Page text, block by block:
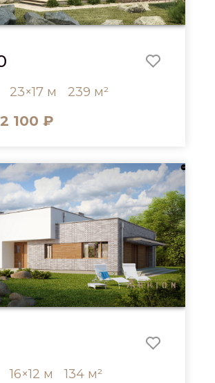
23×17 м 239 м²
100 ₽
16×12 м 134 м²